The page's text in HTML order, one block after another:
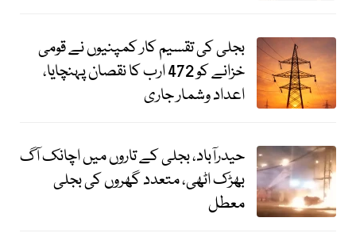
بجلی کی تقسیم کار کمپنیوں نے قومی
خزانے کو 472 ارب کا نقصان پہنچایا،
اعداد وشمار جاری
حیدرآباد، بجلی کے تاروں میں اچانک آگ
بھڑک اٹھی، متعدد گھروں کی بجلی
معطل